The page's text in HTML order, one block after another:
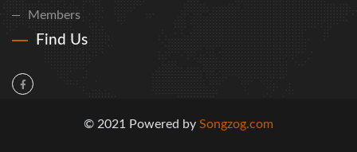
Members
Find Us
© 2021 Powered by Songzog.com